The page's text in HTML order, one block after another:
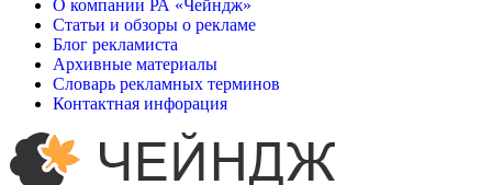
О компании РА «Чейндж»
Статьи и обзоры о рекламе
Блог рекламиста
Архивные материалы
Словарь рекламных терминов
Контактная инфорация